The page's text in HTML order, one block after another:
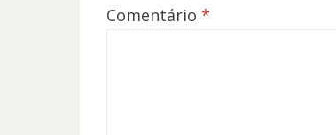
Comentário *